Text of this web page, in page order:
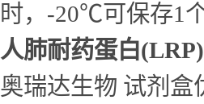
时，-20℃可保存1
人肺耐药蛋白
奥瑞达生物 试剂盒